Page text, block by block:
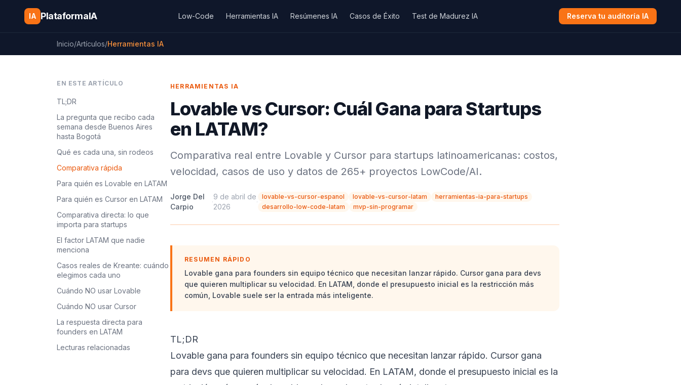
Saltar al contenido
IA PlataformaIA Low-Code Herramientas IA Resúmenes IA Casos de Éxito Test de Madurez IA Reserva tu auditoría IA
Inicio/Artículos/Herramientas IA
EN ESTE ARTÍCULO
TL;DR
La pregunta que recibo cada
semana desde Buenos Aires
hasta Bogotá
Qué es cada una, sin rodeos
Comparativa rápida
Para quién es Lovable en LATAM
Para quién es Cursor en LATAM
Comparativa directa: lo que
importa para startups
El factor LATAM que nadie
menciona
Casos reales de Kreante: cuándo
elegimos cada uno
Cuándo NO usar Lovable
Cuándo NO usar Cursor
La respuesta directa para
founders en LATAM
Lecturas relacionadas
HERRAMIENTAS IA
Lovable vs Cursor: Cuál Gana para Startups
en LATAM?
Comparativa real entre Lovable y Cursor para startups latinoamericanas: costos,
velocidad, casos de uso y datos de 265+ proyectos LowCode/AI.
Jorge Del
Carpio
·
9 de abril de
2026
·
lovable-vs-cursor-espanol lovable-vs-cursor-latam
herramientas-ia-para-startups
desarrollo-low-code-latam
mvp-sin-programar
RESUMEN RÁPIDO
Lovable gana para founders sin equipo técnico que necesitan lanzar rápido. Cursor gana para devs
que quieren multiplicar su velocidad. En LATAM, donde el presupuesto inicial es la restricción más
común, Lovable suele ser la entrada más inteligente.
TL;DR
Lovable gana para founders sin equipo técnico que necesitan lanzar rápido. Cursor gana
para devs que quieren multiplicar su velocidad. En LATAM, donde el presupuesto inicial es la